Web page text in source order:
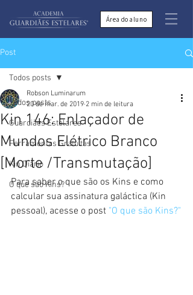
Área do aluno
Post
Todos posts
Guardiães Estelares
Ferramentas Gratuitas
Kin Diário
O que são Kins?
Todos posts
Kin 146: Enlaçador de
Mundos Elétrico Branco
[Morte /Transmutação]
Robson Luminarum
20 de mar. de 2019 2 min de leitura
Para saber o que são os Kins e como
calcular sua assinatura galáctica (Kin
pessoal), acesse o post "O que são Kins?"